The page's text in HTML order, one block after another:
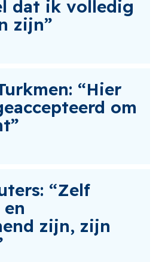
dat ik volledig
zijn”
“Hier
om
“Zelf
zijn, zijn